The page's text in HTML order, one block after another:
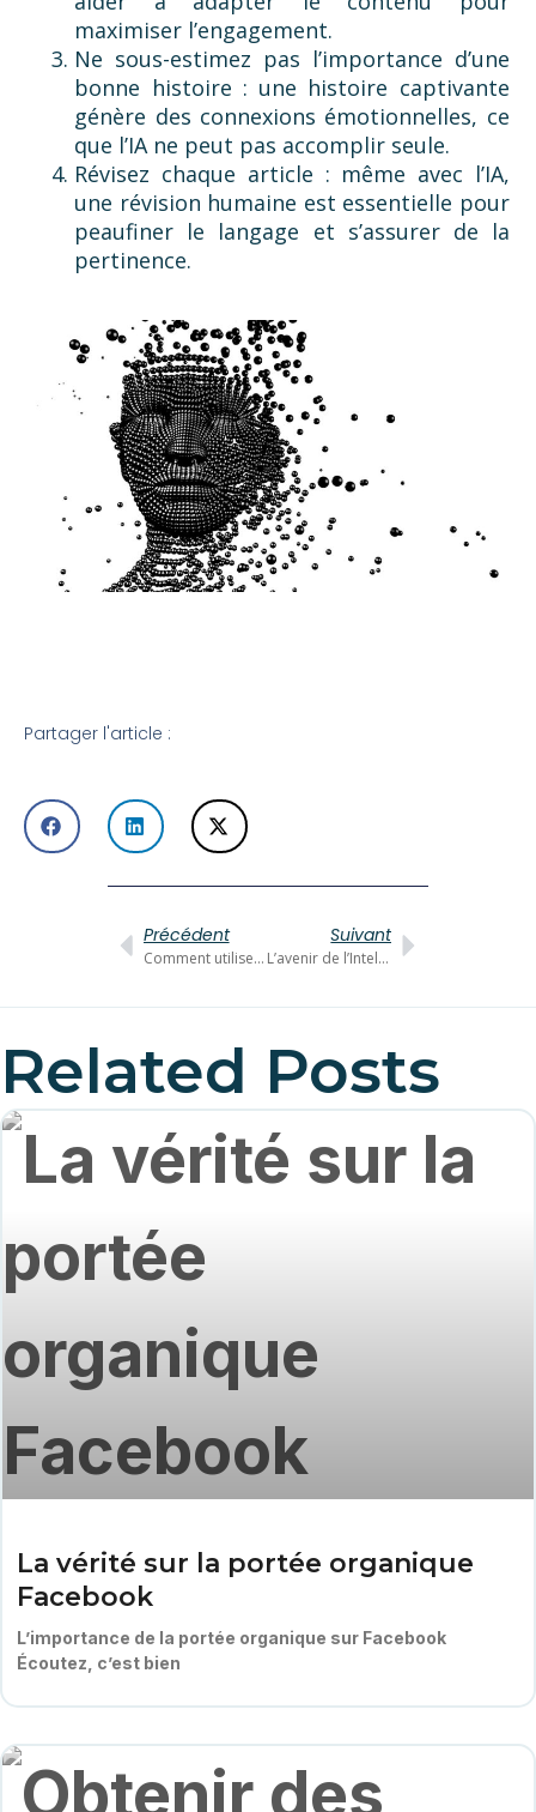
maximiser l’engagement.
Ne sous-estimez pas l’importance d’une
bonne histoire : une histoire captivante
génère des connexions émotionnelles, ce
que l’IA ne peut pas accomplir seule.
Révisez chaque article : même avec l’IA,
une révision humaine est essentielle pour
peaufiner le langage et s’assurer de la
pertinence.
Partager l'article :
Précédent
Comment utiliser Chat GPT dans une entreprise
Suivant
L’avenir de l’Intelligence Artificielle chez Meta
Related Posts
La vérité sur la portée organique
Facebook
L’importance de la portée organique sur Facebook
Écoutez, c’est bien